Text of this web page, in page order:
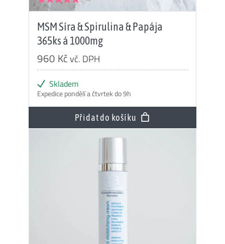
Hodnocení
MSM Síra & Spirulina & Papája
365ks á 1000mg
960Kčvč. DPH
Skladem
Expedice pondělí a čtvrtek do 9h
Přidat do košíku